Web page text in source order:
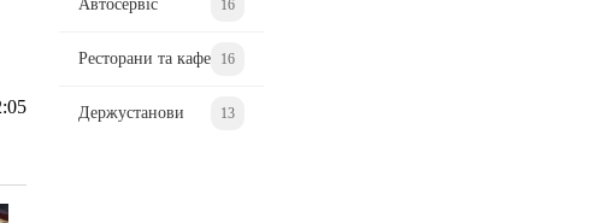
Автосервіс 16
Ресторани та кафе 16
Держустанови 13